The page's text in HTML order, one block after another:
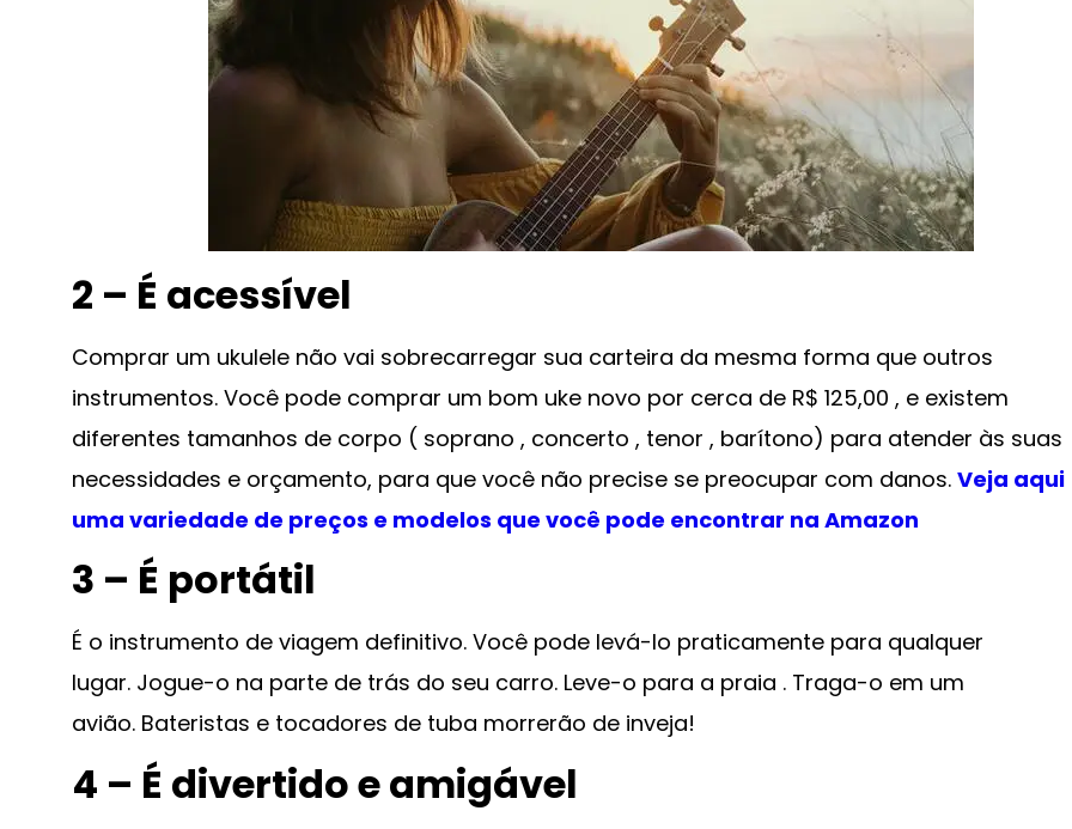
2 – É acessível
Comprar um ukulele não vai sobrecarregar sua carteira da mesma forma que outros
instrumentos. Você pode comprar um bom uke novo por cerca de R$ 125,00 , e existem
diferentes tamanhos de corpo ( soprano , concerto , tenor , barítono) para atender às suas
necessidades e orçamento, para que você não precise se preocupar com danos. Veja aqui
uma variedade de preços e modelos que você pode encontrar na Amazon
3 – É portátil
É o instrumento de viagem definitivo. Você pode levá-lo praticamente para qualquer
lugar. Jogue-o na parte de trás do seu carro. Leve-o para a praia . Traga-o em um
avião. Bateristas e tocadores de tuba morrerão de inveja!
4 – É divertido e amigável